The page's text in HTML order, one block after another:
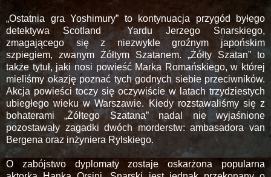
„Ostatnia gra Yoshimury” to kontynuacja przygód byłego
detektywa Scotland Yardu Jerzego Snarskiego,
zmagającego się z niezwykle groźnym japońskim
szpiegiem, zwanym Żółtym Szatanem. „Żółty Szatan” to
także tytuł, jaki nosi powieść Marka Romańskiego, w której
mieliśmy okazję poznać tych godnych siebie przeciwników.
Akcja powieści toczy się oczywiście w latach trzydziestych
ubiegłego wieku w Warszawie. Kiedy rozstawaliśmy się z
bohaterami „Żółtego Szatana” nadal nie wyjaśnione
pozostawały zagadki dwóch morderstw: ambasadora van
Bergena oraz inżyniera Rylskiego.
O zabójstwo dyplomaty zostaje oskarżona popularna